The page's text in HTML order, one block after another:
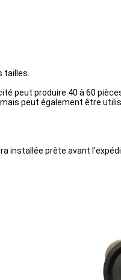
tailles.
peut produire 40 à 60
peut également être
installée prête avant